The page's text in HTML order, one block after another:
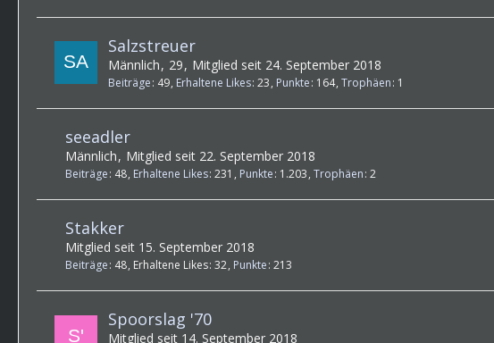
Salzstreuer
Männlich 29 Mitglied seit 24. September 2018
Beiträge 49 Erhaltene Likes 23 Punkte 164 Trophäen 1
seeadler
Männlich Mitglied seit 22. September 2018
Beiträge 48 Erhaltene Likes 231 Punkte 1.203 Trophäen 2
Stakker
Mitglied seit 15. September 2018
Beiträge 48 Erhaltene Likes 32 Punkte 213
Spoorslag '70
Mitglied seit 14. September 2018